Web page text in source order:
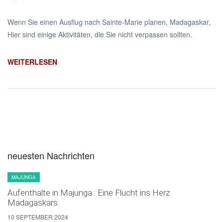
Wenn Sie einen Ausflug nach Sainte-Marie planen, Madagaskar,
Hier sind einige Aktivitäten, die Sie nicht verpassen sollten.
WEITERLESEN
neuesten Nachrichten
MAJUNGA
Aufenthalte in Majunga : Eine Flucht ins Herz
Madagaskars
10 SEPTEMBER 2024